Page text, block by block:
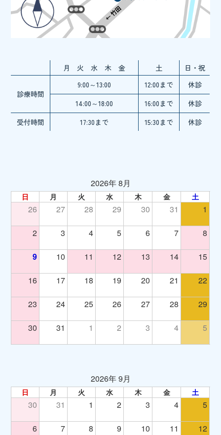
月 火 水 木 金 土 日・祝
診療時間
9:00～13:00 12:00まで
休診
14:00～18:00
16:00まで
休診
受付時間
17:30まで 15:30まで 休診
2026年 8月
日 月 火 水 木 金 土
26 27 28 29 30 31 1
2 3 4 5 6 7 8
9 10 11 12 13 14 15
16 17 18 19 20 21 22
23 24 25 26 27 28 29
30 31 1 2 3 4 5
2026年 9月
日 月 火 水 木 金 土
30 31 1 2 3 4 5
6 7 8 9 10 11 12